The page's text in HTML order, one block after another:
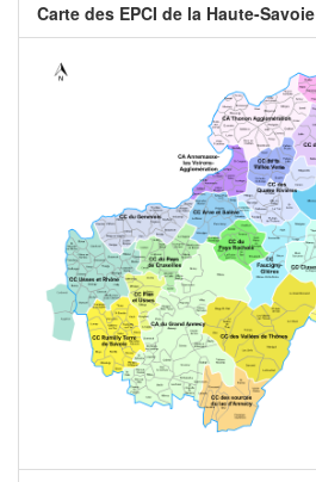
Carte des EPCI de la Haute-Savoie